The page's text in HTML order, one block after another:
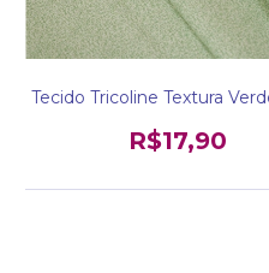
Tecido Tricoline Textura
R$17,90